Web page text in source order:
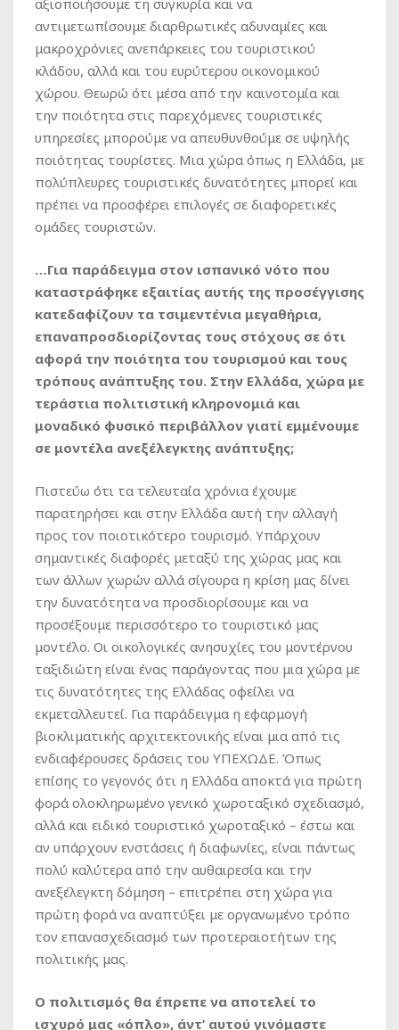
αντιμετωπίσουμε διαρθρωτικές αδυναμίες και
μακροχρόνιες ανεπάρκειες του τουριστικού
κλάδου, αλλά και του ευρύτερου οικονομικού
χώρου. Θεωρώ ότι μέσα από την καινοτομία και
την ποιότητα στις παρεχόμενες τουριστικές
υπηρεσίες μπορούμε να απευθυνθούμε σε υψηλής
ποιότητας τουρίστες. Μια χώρα όπως η Ελλάδα, με
πολύπλευρες τουριστικές δυνατότητες μπορεί και
πρέπει να προσφέρει επιλογές σε διαφορετικές
ομάδες τουριστών.
…Για παράδειγμα στον ισπανικό νότο που
καταστράφηκε εξαιτίας αυτής της προσέγγισης
κατεδαφίζουν τα τσιμεντένια μεγαθήρια,
επαναπροσδιορίζοντας τους στόχους σε ότι
αφορά την ποιότητα του τουρισμού και τους
τρόπους ανάπτυξης του. Στην Ελλάδα, χώρα με
τεράστια πολιτιστική κληρονομιά και
μοναδικό φυσικό περιβάλλον γιατί εμμένουμε
σε μοντέλα ανεξέλεγκτης ανάπτυξης;
Πιστεύω ότι τα τελευταία χρόνια έχουμε
παρατηρήσει και στην Ελλάδα αυτή την αλλαγή
προς τον ποιοτικότερο τουρισμό. Υπάρχουν
σημαντικές διαφορές μεταξύ της χώρας μας και
των άλλων χωρών αλλά σίγουρα η κρίση μας δίνει
την δυνατότητα να προσδιορίσουμε και να
προσέξουμε περισσότερο το τουριστικό μας
μοντέλο. Οι οικολογικές ανησυχίες του μοντέρνου
ταξιδιώτη είναι ένας παράγοντας που μια χώρα με
τις δυνατότητες της Ελλάδας οφείλει να
εκμεταλλευτεί. Για παράδειγμα η εφαρμογή
βιοκλιματικής αρχιτεκτονικής είναι μια από τις
ενδιαφέρουσες δράσεις του ΥΠΕΧΩΔΕ. Όπως
επίσης το γεγονός ότι η Ελλάδα αποκτά για πρώτη
φορά ολοκληρωμένο γενικό χωροταξικό σχεδιασμό,
αλλά και ειδικό τουριστικό χωροταξικό – έστω και
αν υπάρχουν ενστάσεις ή διαφωνίες, είναι πάντως
πολύ καλύτερα από την αυθαιρεσία και την
ανεξέλεγκτη δόμηση – επιτρέπει στη χώρα για
πρώτη φορά να αναπτύξει με οργανωμένο τρόπο
τον επανασχεδιασμό των προτεραιοτήτων της
πολιτικής μας.
Ο πολιτισμός θα έπρεπε να αποτελεί το
ισχυρό μας «όπλο», άντ’ αυτού γινόμαστε